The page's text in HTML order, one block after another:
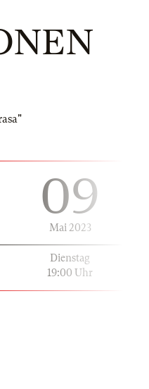
09
Mai 2023
Dienstag
19:00 Uhr